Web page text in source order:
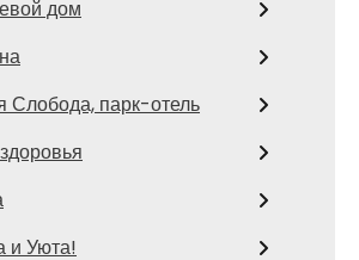
дом
Слобода, парк-отель
и Уюта!